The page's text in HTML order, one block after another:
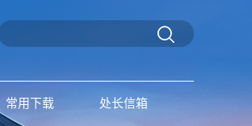
常用下载 处长信箱